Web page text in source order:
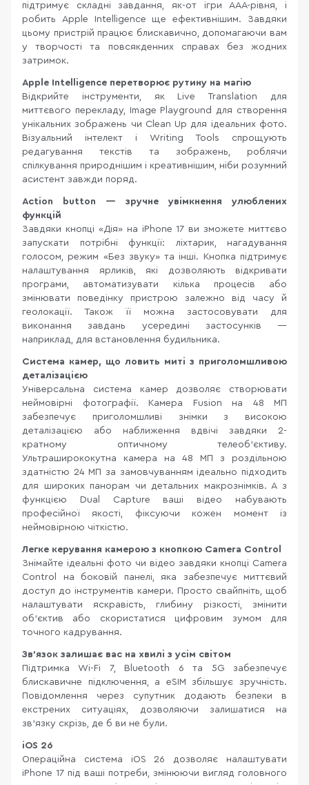
підтримує складні завдання, як-от ігри AAA-рівня, і
робить Apple Intelligence ще ефективнішим. Завдяки
цьому пристрій працює блискавично, допомагаючи вам
у творчості та повсякденних справах без жодних
затримок.
Apple Intelligence перетворює рутину на магію
Відкрийте інструменти, як Live Translation для
миттєвого перекладу, Image Playground для створення
унікальних зображень чи Clean Up для ідеальних фото.
Візуальний інтелект і Writing Tools спрощують
редагування текстів та зображень, роблячи
спілкування природнішим і креативнішим, ніби розумний
асистент завжди поряд.
Action button — зручне увімкнення улюблених
функцій
Завдяки кнопці «Дія» на iPhone 17 ви зможете миттєво
запускати потрібні функції: ліхтарик, нагадування
голосом, режим «Без звуку» та інші. Кнопка підтримує
налаштування ярликів, які дозволяють відкривати
програми, автоматизувати кілька процесів або
змінювати поведінку пристрою залежно від часу й
геолокації. Також її можна застосовувати для
виконання завдань усередині застосунків —
наприклад, для встановлення будильника.
Система камер, що ловить миті з приголомшливою
деталізацією
Універсальна система камер дозволяє створювати
неймовірні фотографії. Камера Fusion на 48 МП
забезпечує приголомшливі знімки з високою
деталізацією або наближення вдвічі завдяки 2-
кратному оптичному телеоб'єктиву.
Ультраширококутна камера на 48 МП з роздільною
здатністю 24 МП за замовчуванням ідеально підходить
для широких панорам чи детальних макрознімків. А з
функцією Dual Capture ваші відео набувають
професійної якості, фіксуючи кожен момент із
неймовірною чіткістю.
Легке керування камерою з кнопкою Camera Control
Знімайте ідеальні фото чи відео завдяки кнопці Camera
Control на боковій панелі, яка забезпечує миттєвий
доступ до інструментів камери. Просто свайпніть, щоб
налаштувати яскравість, глибину різкості, змінити
об’єктив або скористатися цифровим зумом для
точного кадрування.
Зв'язок залишає вас на хвилі з усім світом
Підтримка Wi-Fi 7, Bluetooth 6 та 5G забезпечує
блискавичне підключення, а eSIM збільшує зручність.
Повідомлення через супутник додають безпеки в
екстрених ситуаціях, дозволяючи залишатися на
зв'язку скрізь, де б ви не були.
iOS 26
Операційна система iOS 26 дозволяє налаштувати
iPhone 17 під ваші потреби, змінюючи вигляд головного